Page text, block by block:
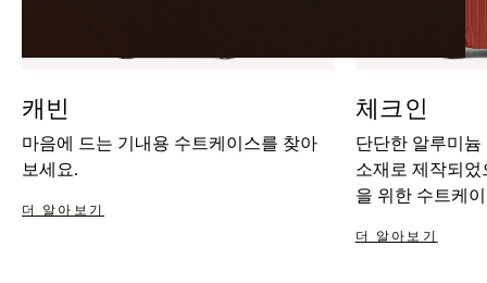
캐빈
마음에 드는 기내용 수트케이스를 찾아
보세요.
더 알아보기
체크인
단단한 알루미
소재로 제작되
을 위한 수트케
더 알아보기